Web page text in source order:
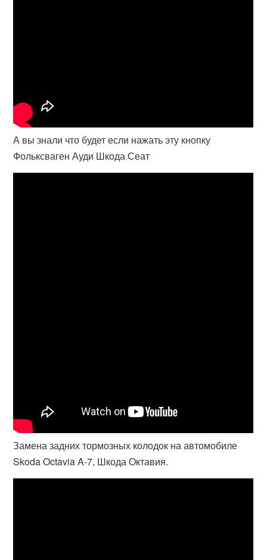
А вы знали что будет если нажать эту кнопку
Фольксваген Ауди Шкода Сеат
Замена задних тормозных колодок на автомобиле
Skoda Octavia A-7, Шкода Октавия.